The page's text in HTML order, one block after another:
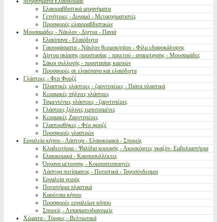
Ελαιοραβδιστικά μηχανήματα
Γεννήτριες - Δυναμό - Μετασχηματιστές
Προσφορές ελαιοραβδιστικών
Μουσαμάδες - Νάυλον - Δίχτυα - Πανιά
Ελαιόπανα - Ελαιόδιχτα
Γαιουφάσματα - Νάυλον θερμοκηπίου - Φίλμ εδαφοκάλυψης
Δίχτυα σκίασης-προστασίας - παγετού - αναρρίχησης - Μουσαμάδες
Σάκοι συλλογής - προστασίας καρπών
Προσφορές σε ελαιόπανα και ελαιόδιχτα
Γλάστρες - Φερ Φορζέ
Πλαστικές γλάστρες - ζαρντινιέρες - Πιάτα πλαστικά
Κεραμικές πήλινες γλάστρες
Τσιμεντένιες γλάστρες - ζαρντινιέρες
Γλάστρες ξύλινες εμποτισμένες
Κεραμικές Ζαρντινιέρες
Γλαστροθήκες - Φέρ φορζέ
Προσφορές γλαστρών
Εργαλεία κήπου - Λάστιχα - Ελαιοκομικά - Σπορείς
Κλαδευτήρια - Ψαλίδια κορυφής - Ακροκόφτες γκαζόν- Εμβολιαστήρια
Ελαιοκομικά - Καρποσυλλέκτες
Όργανα μέτρησης - Κομποστοποιητές
Λάστιχα ποτίσματος - Ποτιστικά - Ταχυσύνδεσμοι
Εργαλεία χειρός
Ποτιστήρια πλαστικά
Καρότσια κήπου
Προσφορές εργαλείων κήπου
Σπορείς - Λιπασματοδιανομείς
Χώματα - Τύρφες - Βελτιωτικά